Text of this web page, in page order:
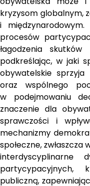
kryzysom globalnym,
i
procesów
łagodzenia
podkreślając, w jaki
obywatelskie sprzyja
oraz wspólnego
w podejmowaniu
znaczenie dla
sprawczości i
mechanizmy
społeczne, zwłaszcza
interdyscyplinarne
partycypacyjnych,
publiczną,